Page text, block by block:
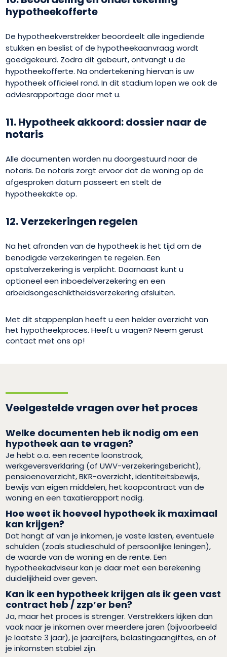
hypotheekofferte
De hypotheekverstrekker beoordeelt alle ingediende
stukken en beslist of de hypotheekaanvraag wordt
goedgekeurd. Zodra dit gebeurt, ontvangt u de
hypotheekofferte. Na ondertekening hiervan is uw
hypotheek officieel rond. In dit stadium lopen we ook de
adviesrapportage door met u.
11. Hypotheek akkoord: dossier naar de
notaris
Alle documenten worden nu doorgestuurd naar de
notaris. De notaris zorgt ervoor dat de woning op de
afgesproken datum passeert en stelt de
hypotheekakte op.
12. Verzekeringen regelen
Na het afronden van de hypotheek is het tijd om de
benodigde verzekeringen te regelen. Een
opstalverzekering is verplicht. Daarnaast kunt u
optioneel een inboedelverzekering en een
arbeidsongeschiktheidsverzekering afsluiten.
Met dit stappenplan heeft u een helder overzicht van
het hypotheekproces. Heeft u vragen? Neem gerust
contact met ons op!
Veelgestelde vragen over het proces
Welke documenten heb ik nodig om een
hypotheek aan te vragen?
Je hebt o.a. een recente loonstrook,
werkgeversverklaring (of UWV-verzekeringsbericht),
pensioenoverzicht, BKR-overzicht, identiteitsbewijs,
bewijs van eigen middelen, het koopcontract van de
woning en een taxatierapport nodig.
Hoe weet ik hoeveel hypotheek ik maximaal
kan krijgen?
Dat hangt af van je inkomen, je vaste lasten, eventuele
schulden (zoals studieschuld of persoonlijke leningen),
de waarde van de woning en de rente. Een
hypotheekadviseur kan je daar met een berekening
duidelijkheid over geven.
Kan ik een hypotheek krijgen als ik geen vast
contract heb / zzp’er ben?
Ja, maar het proces is strenger. Verstrekkers kijken dan
vaak naar je inkomen over meerdere jaren (bijvoorbeeld
je laatste 3 jaar), je jaarcijfers, belastingaangiftes, en of
je inkomsten stabiel zijn.